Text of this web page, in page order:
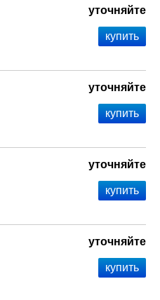
уточняйте
уточняйте
уточняйте
уточняйте